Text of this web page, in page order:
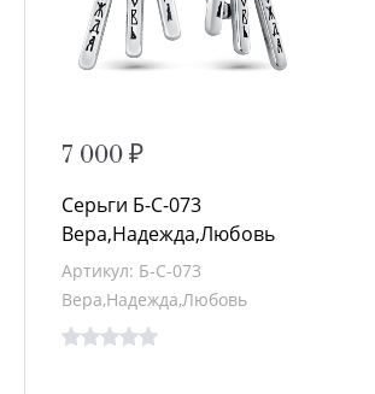
7 000 ₽
Серьги Б-С-073
Вера,Надежда,Любовь
Артикул: Б-С-073
Вера,Надежда,Любовь